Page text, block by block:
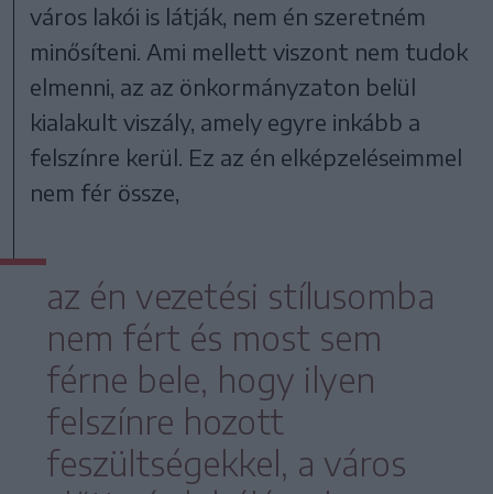
város lakói is látják, nem én szeretném
minősíteni. Ami mellett viszont nem tudok
elmenni, az az önkormányzaton belül
kialakult viszály, amely egyre inkább a
felszínre kerül. Ez az én elképzeléseimmel
nem fér össze,
az én vezetési stílusomba
nem fért és most sem
férne bele, hogy ilyen
felszínre hozott
feszültségekkel, a város